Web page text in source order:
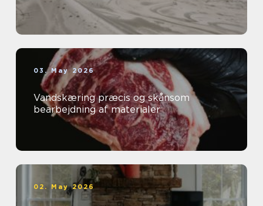
03. May 2026
Vandskæring præcis og skånsom
bearbejdning af materialer
02. May 2026